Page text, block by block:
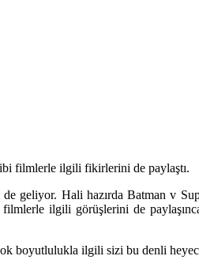
filmlerle ilgili fikirlerini de paylaştı.
geliyor. Hali hazırda Batman v
filmlerle ilgili görüşlerini de
boyutlulukla ilgili sizi bu denli